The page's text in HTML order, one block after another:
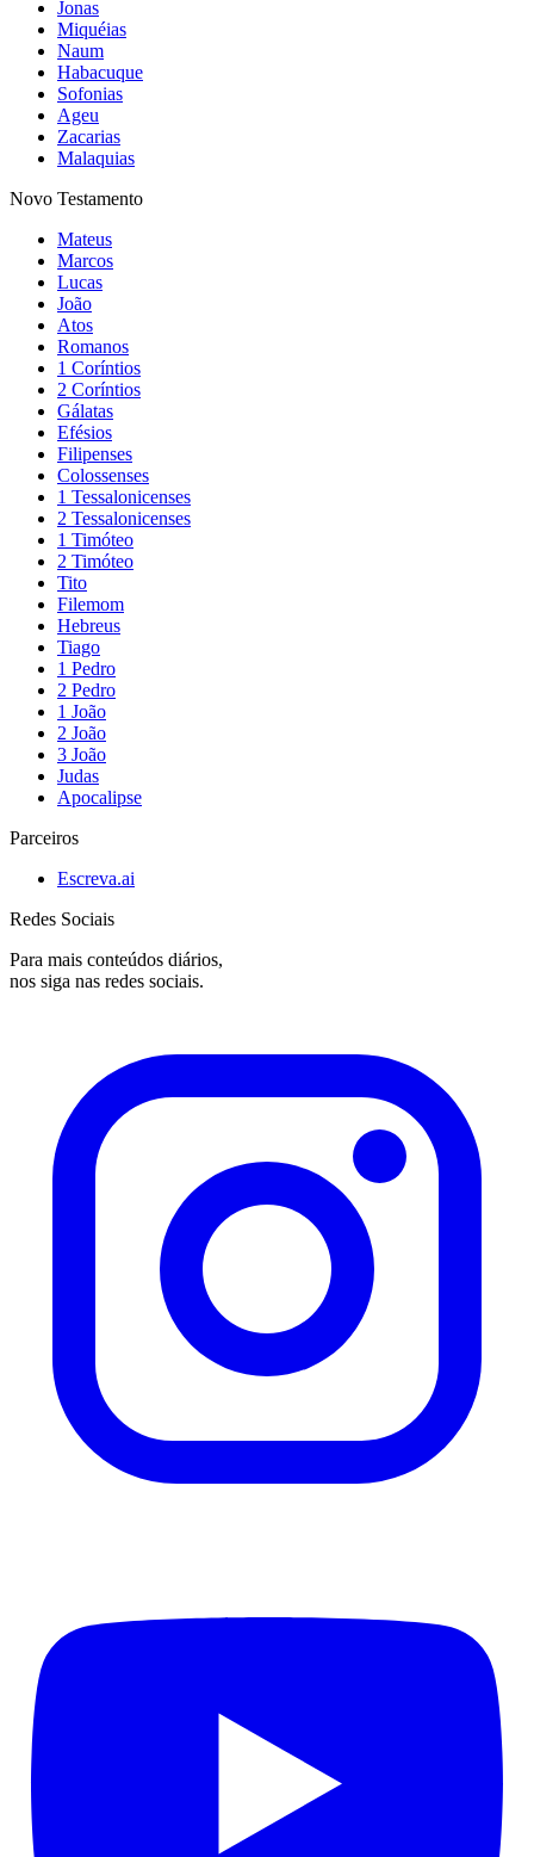
Jonas
Miquéias
Naum
Habacuque
Sofonias
Ageu
Zacarias
Malaquias
Novo Testamento
Mateus
Marcos
Lucas
João
Atos
Romanos
1 Coríntios
2 Coríntios
Gálatas
Efésios
Filipenses
Colossenses
1 Tessalonicenses
2 Tessalonicenses
1 Timóteo
2 Timóteo
Tito
Filemom
Hebreus
Tiago
1 Pedro
2 Pedro
1 João
2 João
3 João
Judas
Apocalipse
Parceiros
Escreva.ai
Redes Sociais
Para mais conteúdos diários,
nos siga nas redes sociais.